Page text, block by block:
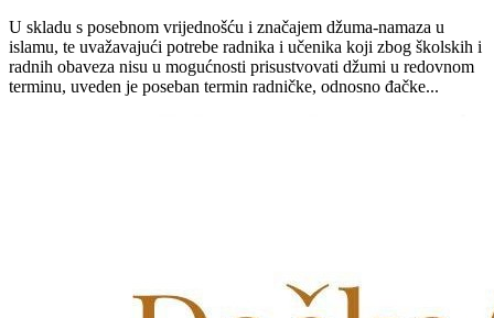
U skladu s posebnom vrijednošću i značajem džuma-namaza u
islamu, te uvažavajući potrebe radnika i učenika koji zbog školskih i
radnih obaveza nisu u mogućnosti prisustvovati džumi u redovnom
terminu, uveden je poseban termin radničke, odnosno đačke...